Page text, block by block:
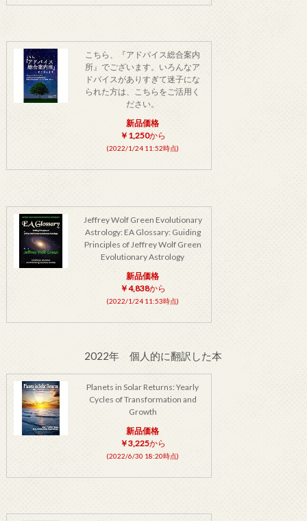
こちら、『アドバイス総合案内
所』でございます。いろんなア
ドバイスがありすぎて迷子にな
られた方は、こちらをご活用く
ださい。
新品価格
￥1,250から
(2022/1/24 11:52時点)
Jeffrey Wolf Green Evolutionary
Astrology: EA Glossary: Guiding
Principles of Jeffrey Wolf Green
Evolutionary Astrology
新品価格
￥4,838から
(2022/1/24 11:53時点)
2022年 個人的に翻訳した本
Planets in Solar Returns: Yearly
Cycles of Transformation and
Growth
新品価格
￥3,225から
(2022/6/30 18:20時点)